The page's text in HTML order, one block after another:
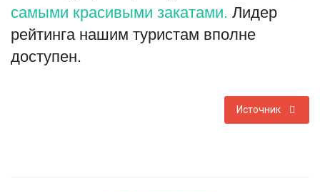
самыми красивыми закатами. Лидер
рейтинга нашим туристам вполне
доступен.
Источник